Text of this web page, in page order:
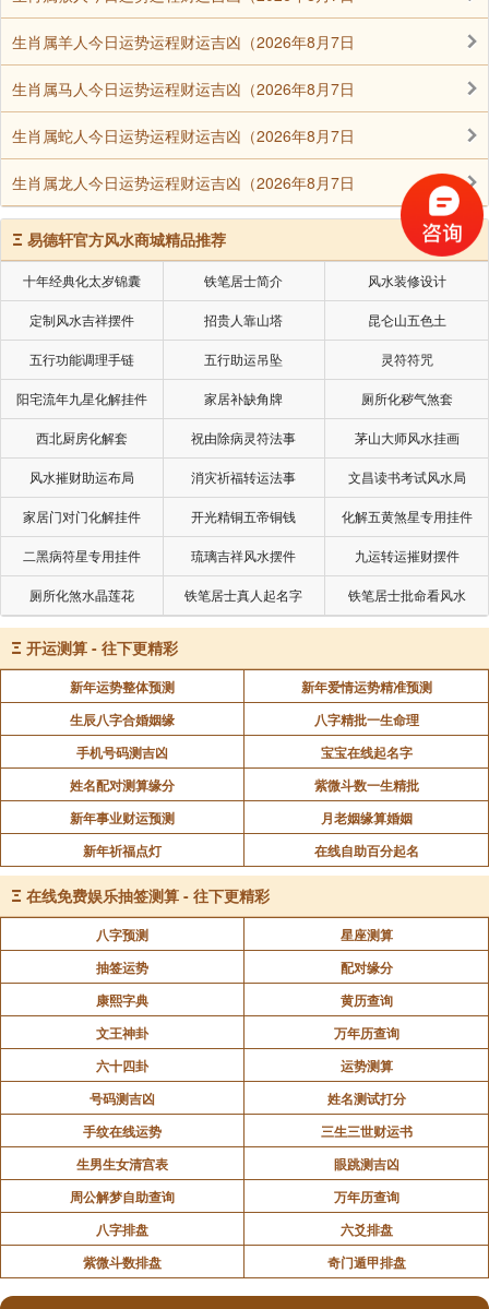
生肖属羊人今日运势运程财运吉凶（2026年8月7日
生肖属马人今日运势运程财运吉凶（2026年8月7日
生肖属蛇人今日运势运程财运吉凶（2026年8月7日
生肖属龙人今日运势运程财运吉凶（2026年8月7日
Ξ 易德轩官方风水商城精品推荐
十年经典化太岁锦囊 铁笔居士简介 风水装修设计
定制风水吉祥摆件 招贵人靠山塔 昆仑山五色土
五行功能调理手链 五行助运吊坠 灵符符咒
阳宅流年九星化解挂件 家居补缺角牌 厕所化秽气煞套
西北厨房化解套 祝由除病灵符法事 茅山大师风水挂画
风水摧财助运布局 消灾祈福转运法事 文昌读书考试风水局
家居门对门化解挂件 开光精铜五帝铜钱 化解五黄煞星专用挂件
二黑病符星专用挂件 琉璃吉祥风水摆件 九运转运摧财摆件
厕所化煞水晶莲花 铁笔居士真人起名字 铁笔居士批命看风水
Ξ 开运测算 - 往下更精彩
新年运势整体预测
新年爱情运势精准预测
生辰八字合婚姻缘
八字精批一生命理
手机号码测吉凶
宝宝在线起名字
姓名配对测算缘分
紫微斗数一生精批
新年事业财运预测
月老姻缘算婚姻
新年祈福点灯
在线自助百分起名
Ξ 在线免费娱乐抽签测算 - 往下更精彩
八字预测
星座测算
抽签运势
配对缘分
康熙字典
黄历查询
文王神卦
万年历查询
六十四卦
运势测算
号码测吉凶
姓名测试打分
手纹在线运势
三生三世财运书
生男生女清宫表
眼跳测吉凶
周公解梦自助查询
万年历查询
八字排盘
六爻排盘
紫微斗数排盘
奇门遁甲排盘